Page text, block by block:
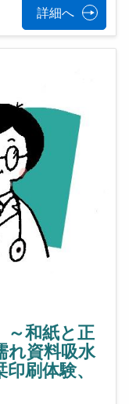
詳細へ
正
れ資料吸水
刷体験、